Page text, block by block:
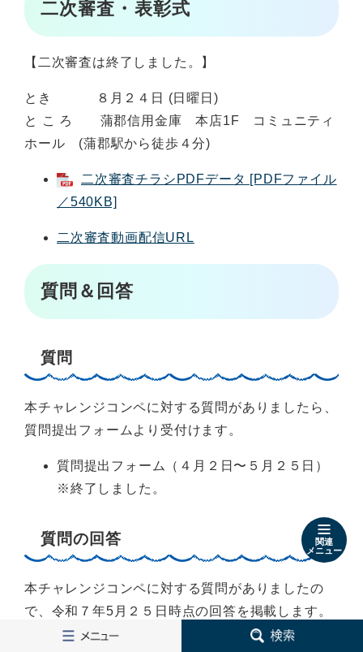
関連
メニュー
二次審査・表彰式
【二次審査は終了しました。】
とき ８月２４日 (日曜日)
と こ ろ 蒲郡信用金庫 本店1F コミュニティ
ホール (蒲郡駅から徒歩４分)
二次審査チラシPDFデータ [PDFファイル
／540KB]
二次審査動画配信URL
質問＆回答
質問
本チャレンジコンペに対する質問がありましたら、
質問提出フォームより受付けます。
質問提出フォーム（４月２日〜５月２５日）
※終了しました。
質問の回答
本チャレンジコンペに対する質問がありましたの
で、令和７年5月２５日時点の回答を掲載します。
なお、質問に対する回答については、本コンペ募集